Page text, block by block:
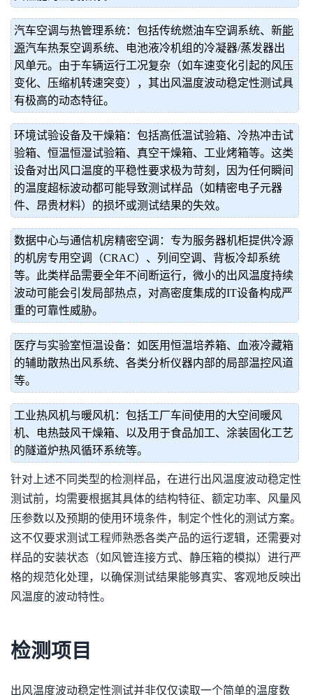
汽车空调与热管理系统：包括传统燃油车空调系统、新能
源汽车热泵空调系统、电池液冷机组的冷凝器/蒸发器出
风单元。由于车辆运行工况复杂（如车速变化引起的风压
变化、压缩机转速突变），其出风温度波动稳定性测试具
有极高的动态特征。
环境试验设备及干燥箱：包括高低温试验箱、冷热冲击试
验箱、恒温恒湿试验箱、真空干燥箱、工业烤箱等。这类
设备对出风口温度的平稳性要求极为苛刻，因为任何瞬间
的温度超标波动都可能导致测试样品（如精密电子元器
件、昂贵材料）的损坏或测试结果的失效。
数据中心与通信机房精密空调：专为服务器机柜提供冷源
的机房专用空调（CRAC）、列间空调、背板冷却系统
等。此类样品需要全年不间断运行，微小的出风温度持续
波动可能会引发局部热点，对高密度集成的IT设备构成严
重的可靠性威胁。
医疗与实验室恒温设备：如医用恒温培养箱、血液冷藏箱
的辅助散热出风系统、各类分析仪器内部的局部温控风道
等。
工业热风机与暖风机：包括工厂车间使用的大空间暖风
机、电热鼓风干燥箱、以及用于食品加工、涂装固化工艺
的隧道炉热风循环系统等。
针对上述不同类型的检测样品，在进行出风温度波动稳定性
测试前，均需要根据其具体的结构特征、额定功率、风量风
压参数以及预期的使用环境条件，制定个性化的测试方案。
这不仅要求测试工程师熟悉各类产品的运行逻辑，还需要对
样品的安装状态（如风管连接方式、静压箱的模拟）进行严
格的规范化处理，以确保测试结果能够真实、客观地反映出
风温度的波动特性。
检测项目
出风温度波动稳定性测试并非仅仅读取一个简单的温度数